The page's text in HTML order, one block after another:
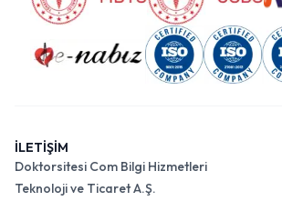
İLETİŞİM
Doktorsitesi Com Bilgi Hizmetleri
Teknoloji ve Ticaret A.Ş.